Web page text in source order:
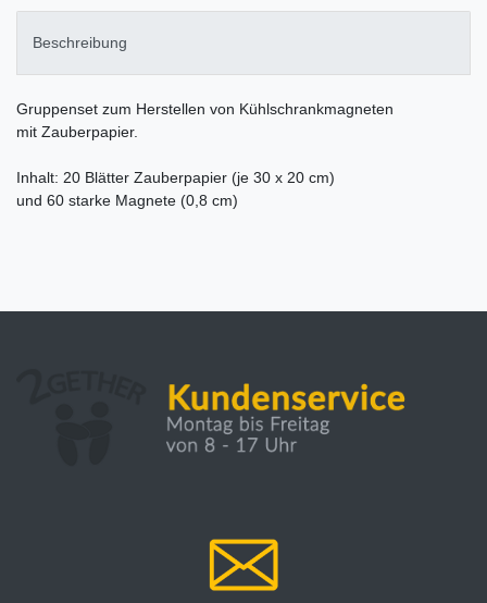
Beschreibung
Gruppenset zum Herstellen von Kühlschrankmagneten
mit Zauberpapier.
Inhalt: 20 Blätter Zauberpapier (je 30 x 20 cm)
und 60 starke Magnete (0,8 cm)